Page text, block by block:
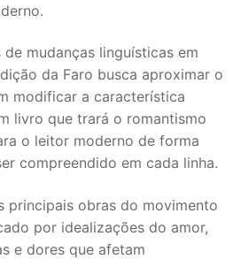
de mudanças linguísticas em
da Faro busca aproximar o
modificar a característica
livro que trará o romantismo
o leitor moderno de forma
compreendido em cada linha.
principais obras do movimento
por idealizações do amor,
e dores que afetam